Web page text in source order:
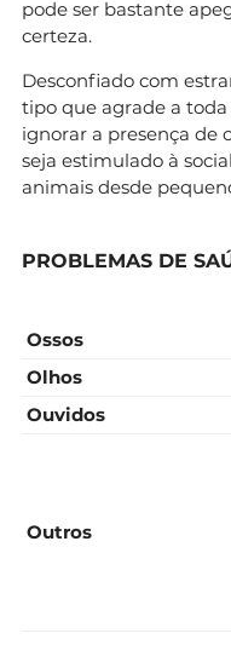
pode ser bastante
certeza.
Desconfiado com
tipo que agrade a
ignorar a presença de
seja estimulado à
animais desde
PROBLEMAS DE
Ossos
Olhos
Ouvidos
Outros